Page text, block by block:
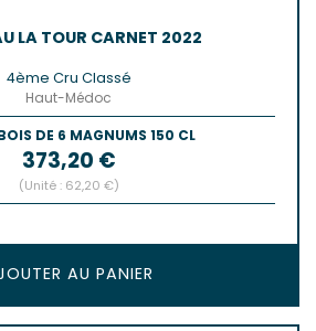
LA TOUR CARNET 2022
4ème Cru Classé
Haut-Médoc
DE 6 MAGNUMS 150 CL
Prix
373,20 €
(Unité : 62,20 €)
AU PANIER